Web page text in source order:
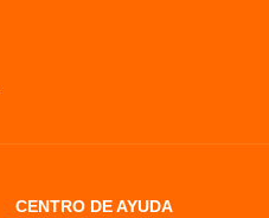
CENTRO DE AYUDA